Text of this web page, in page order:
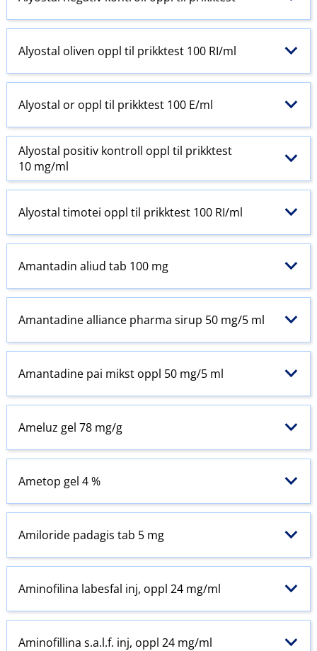
Alyostal oliven oppl til prikktest 100 RI​/​ml
Alyostal or oppl til prikktest 100 E​/​ml
Alyostal positiv kontroll oppl til prikktest
10 mg/ml
Alyostal timotei oppl til prikktest 100 RI​/​ml
Amantadin aliud tab 100 mg
Amantadine alliance pharma sirup 50 mg/5 ml
Amantadine pai mikst oppl 50 mg/5 ml
Ameluz gel 78 mg/g
Ametop gel 4 %
Amiloride padagis tab 5 mg
Aminofilina labesfal inj, oppl 24 mg/ml
Aminofillina s.a.l.f. inj, oppl 24 mg/ml